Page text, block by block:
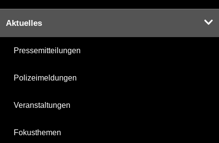
Aktuelles
Pressemitteilungen
Polizeimeldungen
Veranstaltungen
Fokusthemen